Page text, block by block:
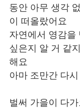
Indonesia
Türkçe
Português
동안 아무 생각
이 떠올랐어요
자연에서 영감을
싶은지 알 거 같
해요
아마 조만간 다
벌써 가을이 다